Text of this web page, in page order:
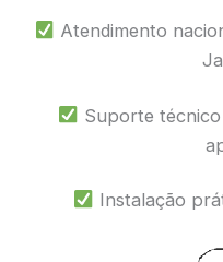
Atendimento
Suporte
Instalação